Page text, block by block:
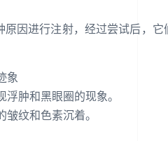
原因进行注射，经过尝试后，
象
肿和黑眼圈的现象。
纹和色素沉着。